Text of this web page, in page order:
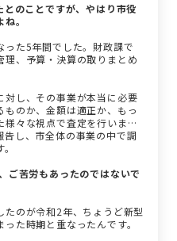
のことですが、やはり市役
。
った5年間でした。財政課で
理、予算・決算の取りまとめ
対し、その事業が本当に必要
のか、金額は適正か、もっ
様々な視点で査定を行いま
し、市全体の事業の中で調
苦労もあったのではないで
のが令和2年、ちょうど新型
た時期と重なったんです。